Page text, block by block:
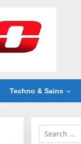
Techno & Sains
S